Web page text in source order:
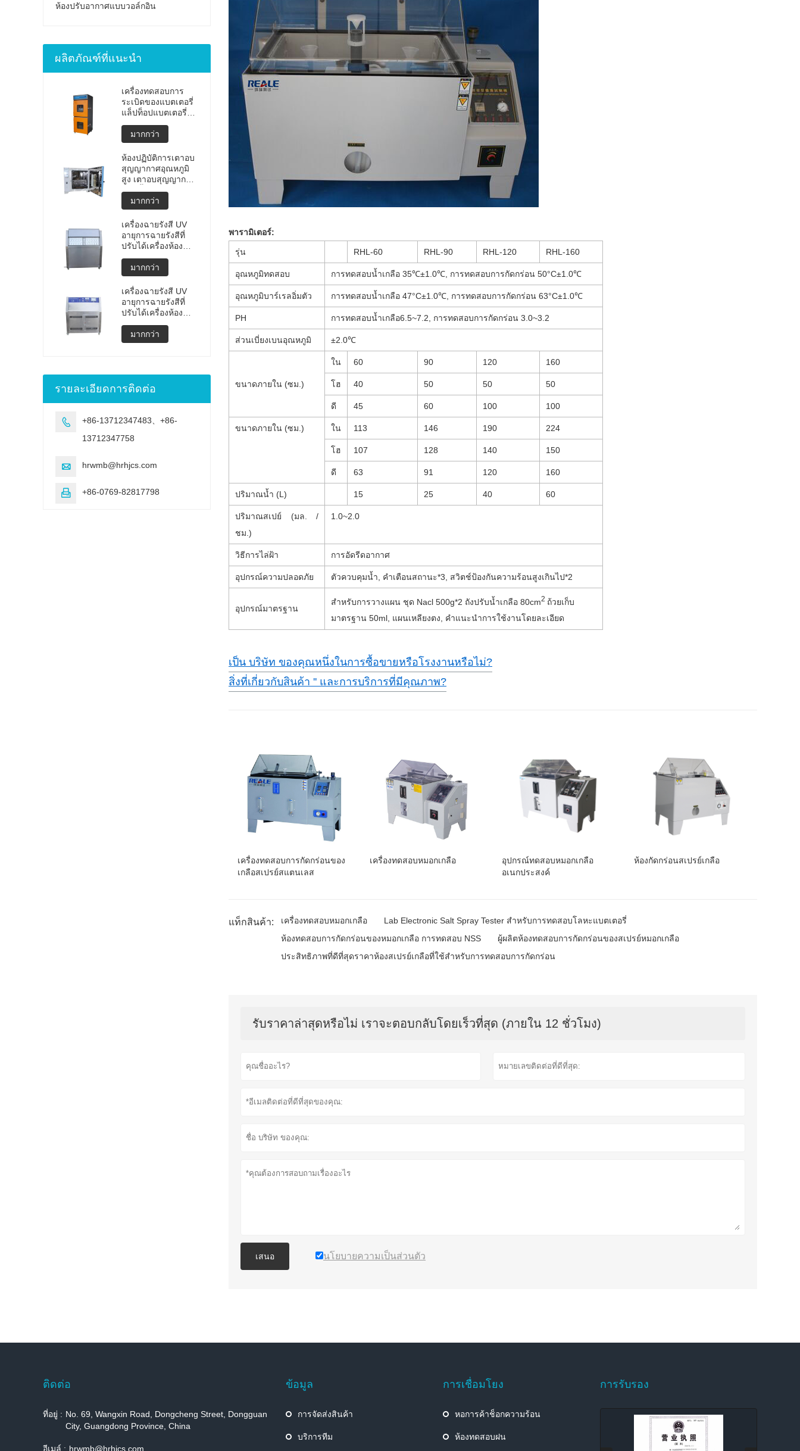
พารามิเตอร์:
รุ่น RHL-60 RHL-90 RHL-120 RHL-160
อุณหภูมิทดสอบ การทดสอบน้ำเกลือ 35℃±1.0℃, การทดสอบการกัดกร่อน 50°C±1.0℃
อุณหภูมิบาร์เรลอิ่มตัว การทดสอบน้ำเกลือ 47°C±1.0℃, การทดสอบการกัดกร่อน 63°C±1.0℃
PH การทดสอบน้ำเกลือ6.5~7.2 , การทดสอบการกัดกร่อน 3.0~3.2
ส่วนเบี่ยงเบนอุณหภูมิ ±2.0℃
ขนาดภายใน (ซม.)
ใน 60 90 120 160
โฮ 40 50 50 50
ดี 45 60 100 100
ขนาดภายใน (ซม.) ใน 113 146 190 224
โฮ 107 128 140 150
ดี 63 91 120 160
ปริมาณน้ำ (L) 15 25 40 60
ปริมาณสเปย์ (มล. /
ชม.)
1.0~2.0
วิธีการไล่ฝ้า การอัดรีดอากาศ
อุปกรณ์ความปลอดภัย ตัวควบคุมน้ำ, คำเตือนสถานะ*3, สวิตช์ป้องกันความร้อนสูงเกินไป*2
อุปกรณ์มาตรฐาน
สำหรับการวางแผน ชุด Nacl 500g*2 ถังปรับน้ำเกลือ 80cm2 ถ้วยเก็บ
มาตรฐาน 50ml, แผนเหลียงตง, คำแนะนำการใช้งานโดยละเอียด
เป็น บริษัท ของคุณหนึ่งในการซื้อขายหรือโรงงานหรือไม่?
สิ่งที่เกี่ยวกับสินค้า '' และการบริการที่มีคุณภาพ?
เครื่องทดสอบการกัดกร่อนของ
เกลือสเปรย์สแตนเลส
เครื่องทดสอบหมอกเกลือ
อุปกรณ์ทดสอบหมอกเกลือ
อเนกประสงค์
ห้องกัดกร่อนสเปรย์เกลือ
แท็กสินค้า: เครื่องทดสอบหมอกเกลือ
Lab Electronic Salt Spray Tester สำหรับการทดสอบโลหะแบตเตอรี่
ห้องทดสอบการกัดกร่อนของหมอกเกลือ การทดสอบ NSS
ผู้ผลิตห้องทดสอบการกัดกร่อนของสเปรย์หมอกเกลือ
ประสิทธิภาพที่ดีที่สุดราคาห้องสเปรย์เกลือที่ใช้สำหรับการทดสอบการกัดกร่อน
รับราคาล่าสุดหรือไม่ เราจะตอบกลับโดยเร็วที่สุด (ภายใน 12 ชั่วโมง)
เสนอ นโยบายความเป็นส่วนตัว
ห้องปรับอากาศแบบวอล์กอิน
ผลิตภัณฑ์ที่แนะนำ
เครื่องทดสอบการ
ระเบิดของแบตเตอรี่
แล็ปท็อปแบตเตอรี่
แบบพกพาคุณภาพสูง
การทดสอบการ
ระเบิดของแบตเตอรี่
ลิเธียม เครื่องทดสอบ
การระเบิด เครื่อง
ทดสอบแบตเตอรี่
ราคาผลิต
มากกว่า
ห้องปฏิบัติการเตาอบ
สุญญากาศอุณหภูมิ
สูง เตาอบสุญญากาศ
แบบตั้งโปรแกรมได้
มากกว่า
เครื่องฉายรังสี UV
อายุการฉายรังสีที่
ปรับได้เครื่องห้อง
ทดสอบสภาพอากาศ
UV ห้องอายุ UV เร่ง
การทดสอบสภาพดิน
ฟ้าอากาศ
มากกว่า
เครื่องฉายรังสี UV
อายุการฉายรังสีที่
ปรับได้เครื่องห้อง
ทดสอบสภาพอากาศ
UV ห้องอายุ UV เร่ง
เครื่องทดสอบสภาพ
มากกว่า
รายละเอียดการติดต่อ

+86-13712347483、+86-
13712347758
 hrwmb@hrhjcs.com
 +86-0769-82817798
ติดต่อ
ที่อยู่ : No. 69, Wangxin Road, Dongcheng Street, Dongguan
City, Guangdong Province, China
อีเมล์ : hrwmb@hrhjcs.com
ข้อมูล
การจัดส่งสินค้า
บริการทีม
การเชื่อมโยง
หอการค้าช็อกความร้อน
ห้องทดสอบฝน
การรับรอง